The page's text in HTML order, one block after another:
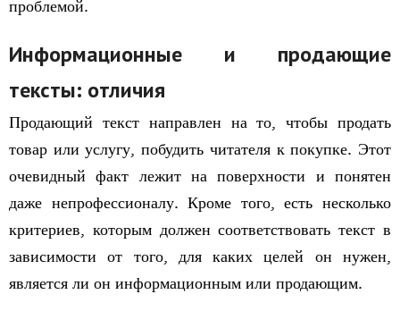
проблемой.
Информационные и продающие
тексты: отличия
Продающий текст направлен на то, чтобы продать
товар или услугу, побудить читателя к покупке. Этот
очевидный факт лежит на поверхности и понятен
даже непрофессионалу. Кроме того, есть несколько
критериев, которым должен соответствовать текст в
зависимости от того, для каких целей он нужен,
является ли он информационным или продающим.